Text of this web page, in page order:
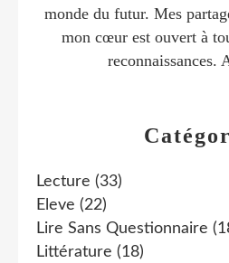
Lecture (33)
Eleve (22)
Lire Sans Questionnaire
Littérature (18)
monde du futur. Mes
mon cœur est ouvert à
reconnaissances.